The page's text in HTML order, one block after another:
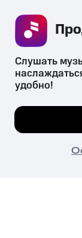
психотропных
их незаконный
© 2026 ООО
Все права
Мы
Слушать
удобно!